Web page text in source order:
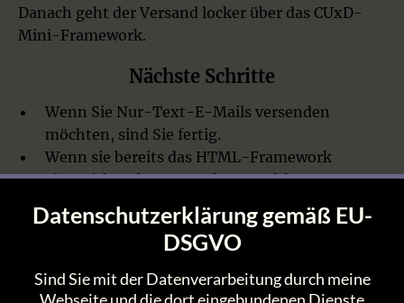
Danach geht der Versand locker über das CUxD-
Mini-Framework.
Nächste Schritte
Wenn Sie Nur-Text-E-Mails versenden
möchten, sind Sie fertig.
Wenn sie bereits das HTML-Framework
eingerichtet hatten und nun auf das CUxD-
HTML-Framework umsteigen wollen, folgen
Sie der Anleitung zumCUxD-HTML-
Um auf den Versand von HTML-E-Mails
umzustellen, wenn Sie bisher Nur-Text
Datenschutzerklärung gemäß EU-
DSGVO
Sind Sie mit der Datenverarbeitung durch meine